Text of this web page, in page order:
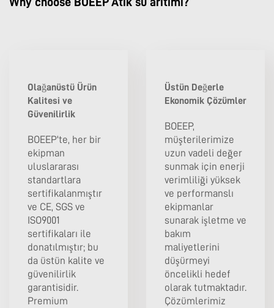
Olağanüstü Ürün
Kalitesi ve
Güvenilirlik
BOEEP'te, her bir
ekipman
uluslararası
standartlara
sertifikalanmıştır
ve CE, SGS ve
ISO9001
sertifikaları ile
donatılmıştır; bu
da üstün kalite ve
güvenilirlik
garantisidir.
Premium
Üstün Değerle
Ekonomik Çözümler
BOEEP,
müşterilerimize
uzun vadeli değer
sunmak için enerji
verimliliği yüksek
ve performanslı
ekipmanlar
sunarak işletme ve
bakım
maliyetlerini
düşürmeyi
öncelikli hedef
olarak tutmaktadır.
Çözümlerimiz